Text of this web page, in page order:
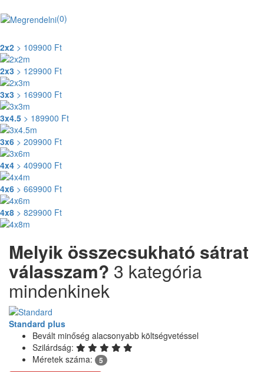
(0)
2x2 > 109900 Ft
2x3 > 129900 Ft
3x3 > 169900 Ft
3x4.5 > 189900 Ft
3x6 > 209900 Ft
4x4 > 409900 Ft
4x6 > 669900 Ft
4x8 > 829900 Ft
Melyik összecsukható sátrat
válasszam? 3 kategória
mindenkinek
Standard plus
Bevált minőség alacsonyabb költségvetéssel
Szilárdság:
Méretek száma:
5